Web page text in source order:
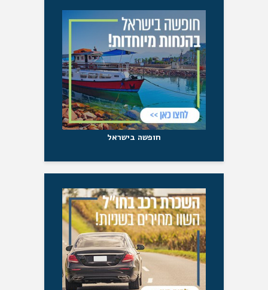
חופשה בישראל